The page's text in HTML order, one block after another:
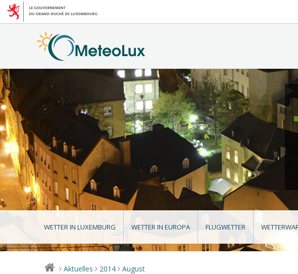
WETTER IN LUXEMBURG WETTER IN EUROPA FLUGWETTER
> Aktuelles > 2014 > August